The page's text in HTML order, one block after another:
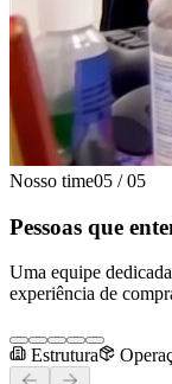
Nosso time05 / 05
Pessoas que
Uma equipe
experiência de
Estrutura